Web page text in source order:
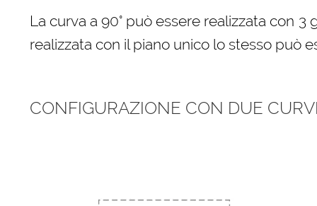
La curva a 90° può essere realizzata con
realizzata con il piano unico lo stesso può
CONFIGURAZIONE CON DUE